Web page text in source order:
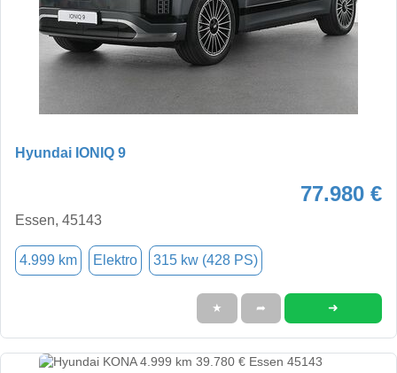
Hyundai IONIQ 9
77.980 €
Essen, 45143
4.999 km Elektro 315 kw (428 PS)
★ ➦ ➜